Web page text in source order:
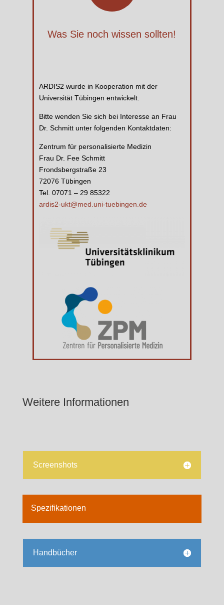
Was Sie noch wissen sollten!
ARDIS2 wurde in Kooperation mit der
Universität Tübingen entwickelt.
Bitte wenden Sie sich bei Interesse an Frau
Dr. Schmitt unter folgenden Kontaktdaten:
Zentrum für personalisierte Medizin
Frau Dr. Fee Schmitt
Frondsbergstraße 23
72076 Tübingen
Tel. 07071 – 29 85322
ardis2-ukt@med.uni-tuebingen.de
Weitere Informationen
Screenshots
Spezifikationen
Handbücher